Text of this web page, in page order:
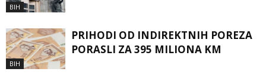
BIH
BIH
PRIHODI OD INDIREKTNIH POREZA
PORASLI ZA 395 MILIONA KM